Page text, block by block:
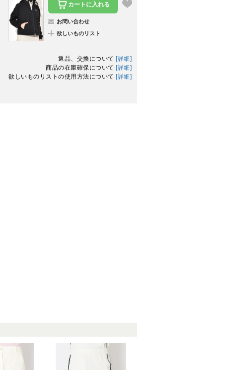
カートに入れる
お問い合わせ
欲しいものリスト
返品、交換について [詳細]
商品の在庫確保について [詳細]
欲しいものリストの使用方法について [詳細]